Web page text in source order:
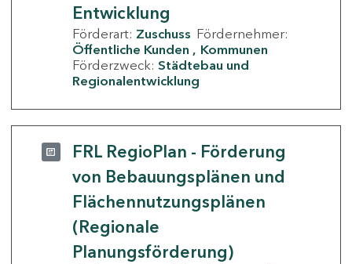
Entwicklung
Förderart: Zuschuss Fördernehmer:
Öffentliche Kunden
Kommunen
Förderzweck: Städtebau und
Regionalentwicklung
FRL RegioPlan - Förderung
von Bebauungsplänen und
Flächennutzungsplänen
(Regionale
Planungsförderung)